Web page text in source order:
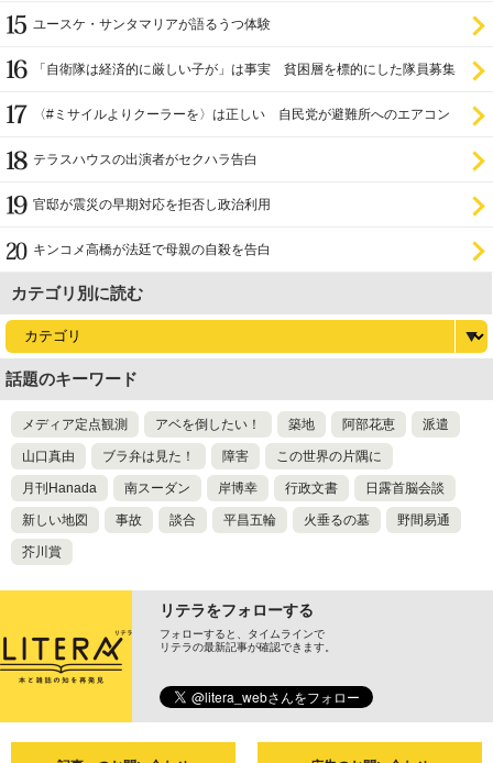
ユースケ・サンタマリアが語るうつ体験
「自衛隊は経済的に厳しい子が」は事実 貧困層を標的にした隊員募集
〈#ミサイルよりクーラーを〉は正しい 自民党が避難所へのエアコン
テラスハウスの出演者がセクハラ告白
官邸が震災の早期対応を拒否し政治利用
キンコメ高橋が法廷で母親の自殺を告白
カテゴリ別に読む
話題のキーワード
メディア定点観測 アベを倒したい！ 築地 阿部花恵 派遣
山口真由 ブラ弁は見た！ 障害 この世界の片隅に
月刊Hanada 南スーダン 岸博幸 行政文書 日露首脳会談
新しい地図 事故 談合 平昌五輪 火垂るの墓 野間易通
芥川賞
リテラをフォローする
フォローすると、タイムラインで
リテラの最新記事が確認できます。